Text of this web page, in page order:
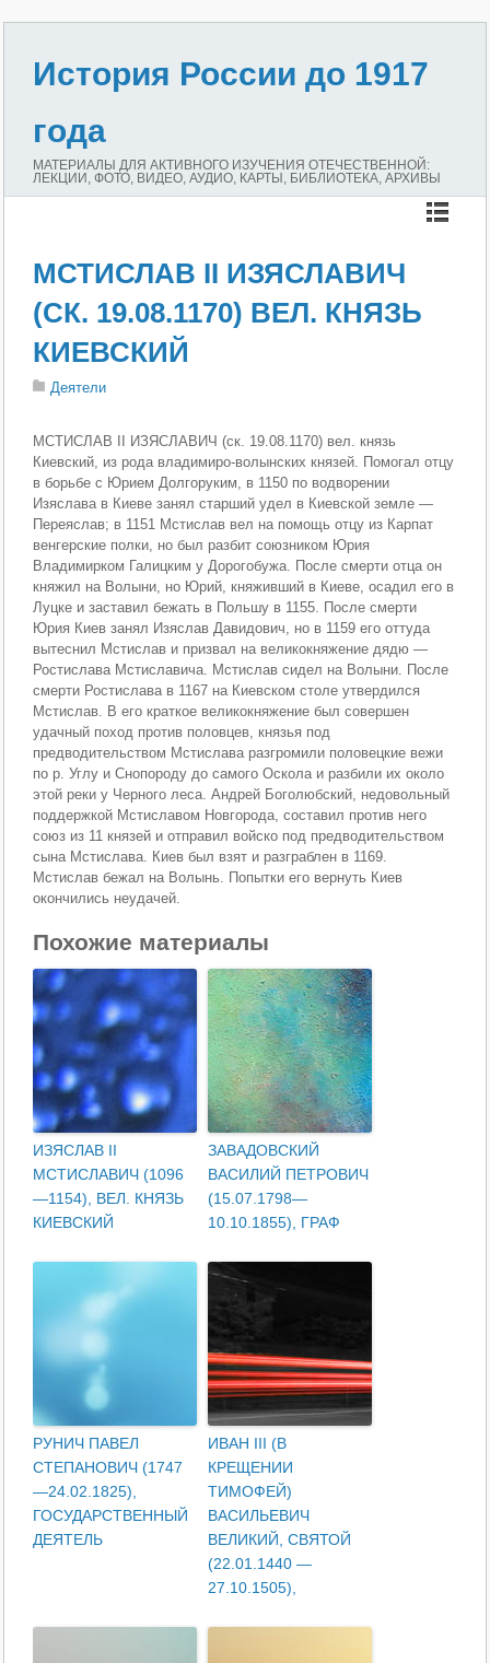
История России до 1917
года
МАТЕРИАЛЫ ДЛЯ АКТИВНОГО ИЗУЧЕНИЯ ОТЕЧЕСТВЕННОЙ:
ЛЕКЦИИ, ФОТО, ВИДЕО, АУДИО, КАРТЫ, БИБЛИОТЕКА, АРХИВЫ
МСТИСЛАВ II ИЗЯСЛАВИЧ
(СК. 19.08.1170) ВЕЛ. КНЯЗЬ
КИЕВСКИЙ
Деятели
МСТИСЛАВ II ИЗЯСЛАВИЧ (ск. 19.08.1170) вел. князь
Киевский, из рода владимиро-волынских князей. Помогал отцу
в борьбе с Юрием Долгоруким, в 1150 по водворении
Изяслава в Киеве занял старший удел в Киевской земле —
Переяслав; в 1151 Мстислав вел на помощь отцу из Карпат
венгерские полки, но был разбит союзником Юрия
Владимирком Галицким у Дорогобужа. После смерти отца он
княжил на Волыни, но Юрий, княживший в Киеве, осадил его в
Луцке и заставил бежать в Польшу в 1155. После смерти
Юрия Киев занял Изяслав Давидович, но в 1159 его оттуда
вытеснил Мстислав и призвал на великокняжение дядю —
Ростислава Мстиславича. Мстислав сидел на Волыни. После
смерти Ростислава в 1167 на Киевском столе утвердился
Мстислав. В его краткое великокняжение был совершен
удачный поход против половцев, князья под
предводительством Мстислава разгромили половецкие вежи
по р. Углу и Снопороду до самого Оскола и разбили их около
этой реки у Черного леса. Андрей Боголюбский, недовольный
поддержкой Мстиславом Новгорода, составил против него
союз из 11 князей и отправил войско под предводительством
сына Мстислава. Киев был взят и разграблен в 1169.
Мстислав бежал на Волынь. Попытки его вернуть Киев
окончились неудачей.
Похожие материалы
ИЗЯСЛАВ II
МСТИСЛАВИЧ (1096
—1154), ВЕЛ. КНЯЗЬ
КИЕВСКИЙ
ЗАВАДОВСКИЙ
ВАСИЛИЙ ПЕТРОВИЧ
(15.07.1798—
10.10.1855), ГРАФ
РУНИЧ ПАВЕЛ
СТЕПАНОВИЧ (1747
—24.02.1825),
ГОСУДАРСТВЕННЫЙ
ДЕЯТЕЛЬ
ИВАН III (В
КРЕЩЕНИИ
ТИМОФЕЙ)
ВАСИЛЬЕВИЧ
ВЕЛИКИЙ, СВЯТОЙ
(22.01.1440 —
27.10.1505),